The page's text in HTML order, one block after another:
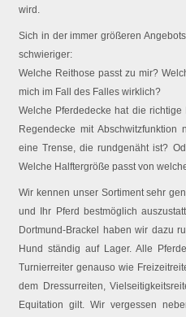
wird.
Sich in der immer größeren
schwieriger:
Welche Reithose passt zu mir?
mich im Fall des Falles wirklich?
Welche Pferdedecke hat die
Regendecke mit
eine Trense, die rundgenäht ist?
Welche Halftergröße passt von
Wir kennen unser Sortiment sehr
und Ihr Pferd bestmöglich
Dortmund-Brackel haben wir dazu
Hund ständig auf Lager. Alle
Turnierreiter genauso wie
dem Dressurreiten,
Equitation gilt. Wir vergessen